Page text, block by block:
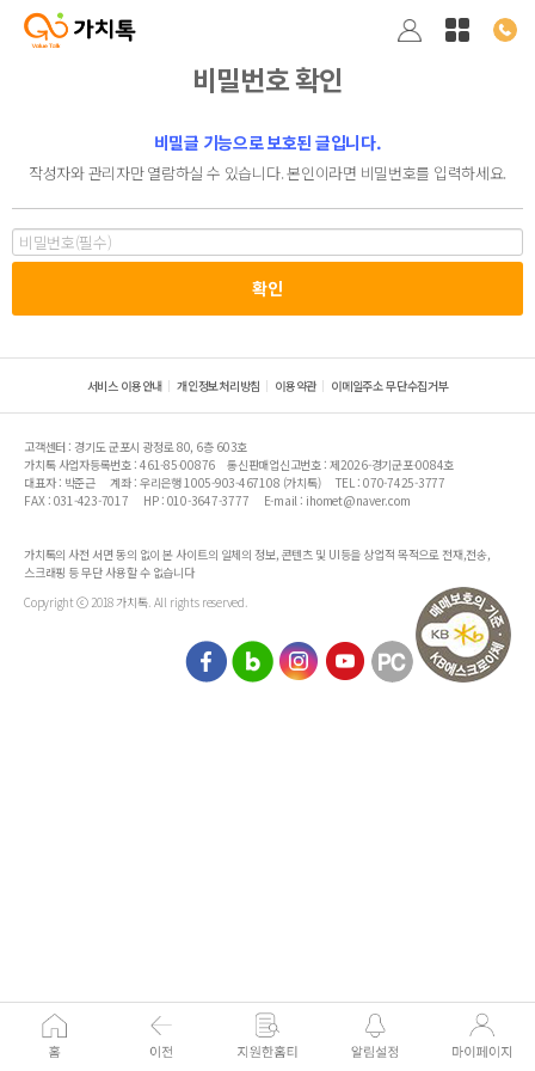
비밀번호 확인
비밀글 기능으로 보호된 글입니다.
작성자와 관리자만 열람하실 수 있습니다. 본인이라면 비밀번호를 입력하세요.
서비스 이용안내 개인정보처리방침 이용약관 이메일주소 무단수집거부
고객센터 : 경기도 군포시 광정로 80, 6층 603호
가치톡 사업자등록번호 : 461-85-00876
통신판매업신고번호 : 제2026-경기군포-0084호
대표자 : 박준근
계좌 : 우리은행 1005-903-467108 (가치톡)
TEL : 070-7425-3777
FAX : 031-423-7017
HP : 010-3647-3777 E-mail : ihomet@naver.com
가치톡의 사전 서면 동의 없이 본 사이트의 일체의 정보, 콘텐츠 및 UI등을 상업적 목적으로 전재,전송,
스크래핑 등 무단 사용할 수 없습니다
Copyright ⓒ 2018 가치톡. All rights reserved.